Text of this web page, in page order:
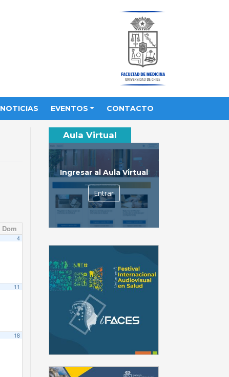
NOTICIAS EVENTOS CONTACTO
Dom
4
11
18
Aula Virtual
Ingresar al Aula Virtual
Entrar